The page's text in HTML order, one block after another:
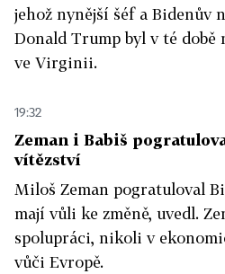
jehož nynější šéf a Bidenův
Donald Trump byl v té době
ve Virginii.
19:32
Zeman i Babiš
vítězství
Miloš Zeman pogratuloval
mají vůli ke změně, uvedl.
spolupráci, nikoli v
vůči Evropě.